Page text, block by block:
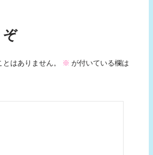
ぞ
はありません。 ※ が付いている欄は